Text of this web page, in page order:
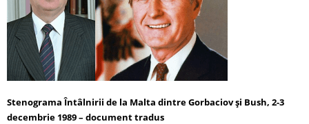
Stenograma Întâlnirii de la Malta dintre Gorbaciov și Bush, 2-3
decembrie 1989 – document tradus